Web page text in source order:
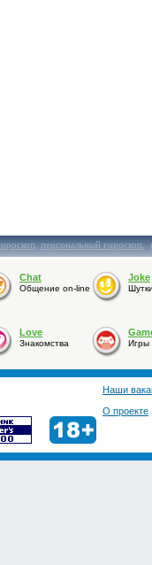
,персональный гороскоп,
Chat
Общение on-line
Joke
Love
Знакомства Игры
Наши
О проекте